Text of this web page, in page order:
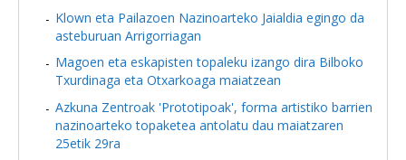
Klown eta Pailazoen Nazinoarteko Jaialdia egingo da
asteburuan Arrigorriagan
Magoen eta eskapisten topaleku izango dira Bilboko
Txurdinaga eta Otxarkoaga maiatzean
Azkuna Zentroak 'Prototipoak', forma artistiko barrien
nazinoarteko topaketea antolatu dau maiatzaren
25etik 29ra